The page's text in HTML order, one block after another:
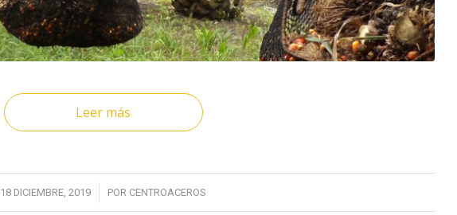
Leer más
18 DICIEMBRE, 2019
/ POR CENTROACEROS